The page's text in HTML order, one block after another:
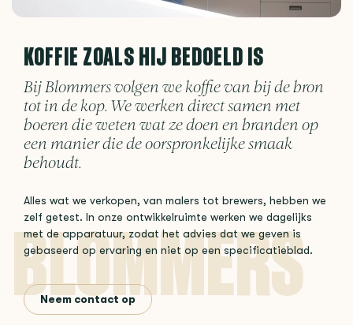
KOFFIE ZOALS HIJ BEDOELD IS
Bij Blommers volgen we koffie van bij de bron
tot in de kop. We werken direct samen met
boeren die weten wat ze doen en branden op
een manier die de oorspronkelijke smaak
behoudt.
Alles wat we verkopen, van malers tot brewers, hebben we
zelf getest. In onze ontwikkelruimte werken we dagelijks
met de apparatuur, zodat het advies dat we geven is
gebaseerd op ervaring en niet op een specificatieblad.
Neem contact op